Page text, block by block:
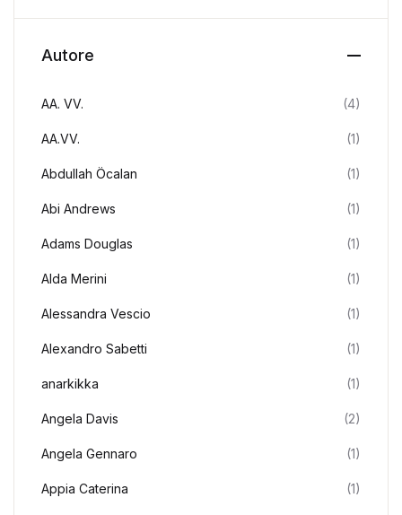
Autore
AA. VV. (4)
AA.VV. (1)
Abdullah Öcalan (1)
Abi Andrews (1)
Adams Douglas (1)
Alda Merini (1)
Alessandra Vescio (1)
Alexandro Sabetti (1)
anarkikka (1)
Angela Davis (2)
Angela Gennaro (1)
Appia Caterina (1)